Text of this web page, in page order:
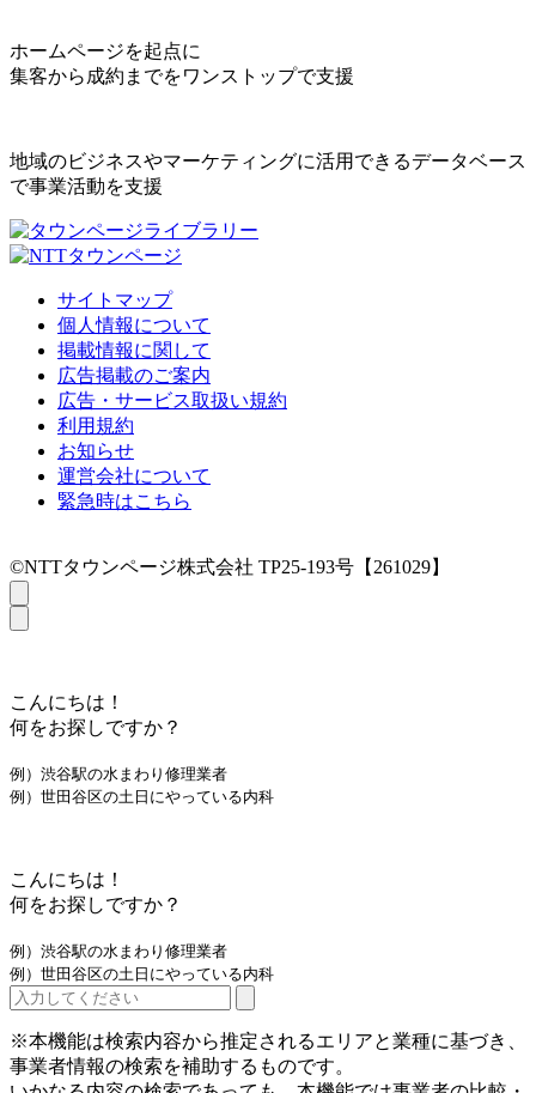
ホームページを起点に
集客から成約までをワンストップで支援
地域のビジネスやマーケティングに活用できるデータベース
で事業活動を支援
サイトマップ
個人情報について
掲載情報に関して
広告掲載のご案内
広告・サービス取扱い規約
利用規約
お知らせ
運営会社について
緊急時はこちら
©NTTタウンページ株式会社 TP25-193号【261029】
こんにちは！
何をお探しですか？
例）渋谷駅の水まわり修理業者
例）世田谷区の土日にやっている内科
こんにちは！
何をお探しですか？
例）渋谷駅の水まわり修理業者
例）世田谷区の土日にやっている内科
※本機能は検索内容から推定されるエリアと業種に基づき、
事業者情報の検索を補助するものです。